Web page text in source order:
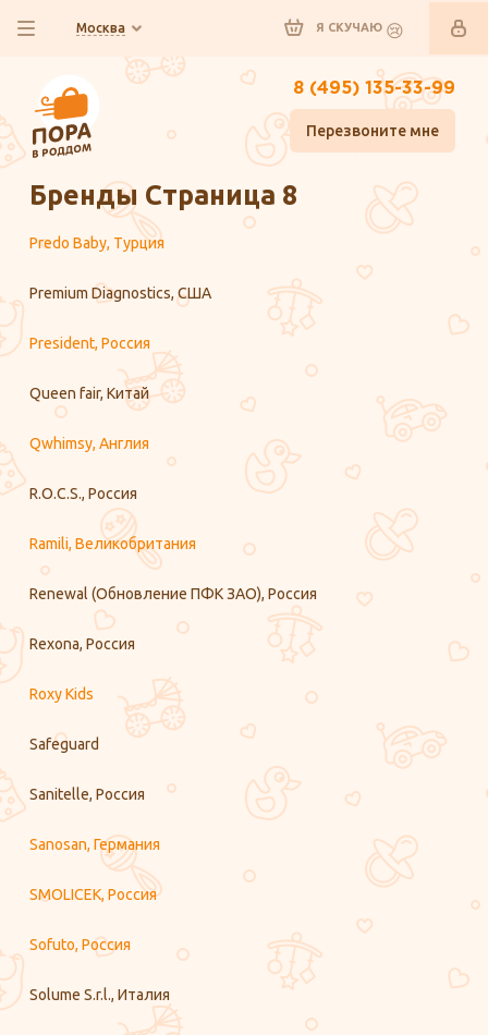
Москва Я СКУЧАЮ
8 (495) 135-33-99
Перезвоните мне
Главная
Бренды Страница 8
Predo Baby, Турция
Premium Diagnostics, США
President, Россия
Queen fair, Китай
Qwhimsy, Англия
R.O.C.S., Россия
Ramili, Великобритания
Renewal (Обновление ПФК ЗАО), Россия
Rexona, Россия
Roxy Kids
Safeguard
Sanitelle, Россия
Sanosan, Германия
SMOLICEK, Россия
Sofuto, Россия
Solume S.r.l., Италия